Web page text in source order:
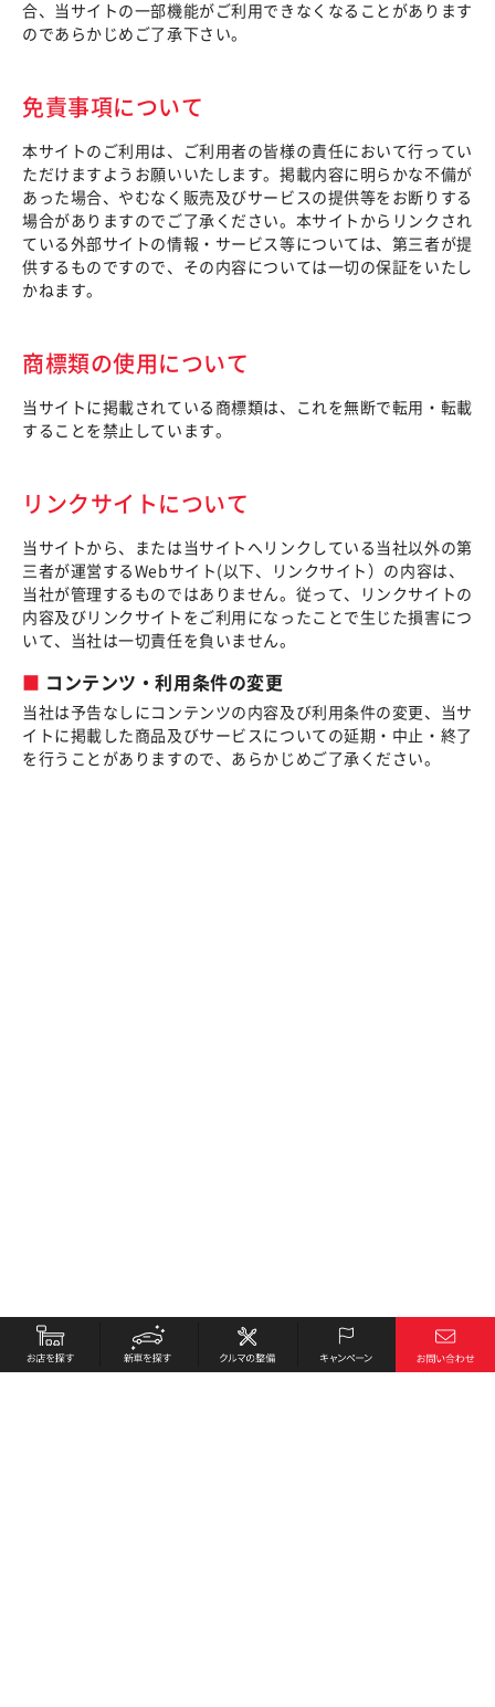
合、当サイトの一部機能がご利用できなくなることがあります
のであらかじめご了承下さい。
免責事項について
本サイトのご利用は、ご利用者の皆様の責任において行ってい
ただけますようお願いいたします。掲載内容に明らかな不備が
あった場合、やむなく販売及びサービスの提供等をお断りする
場合がありますのでご了承ください。本サイトからリンクされ
ている外部サイトの情報・サービス等については、第三者が提
供するものですので、その内容については一切の保証をいたし
かねます。
商標類の使用について
当サイトに掲載されている商標類は、これを無断で転用・転載
することを禁止しています。
リンクサイトについて
当サイトから、または当サイトへリンクしている当社以外の第
三者が運営するWebサイト(以下、リンクサイト）の内容は、
当社が管理するものではありません。従って、リンクサイトの
内容及びリンクサイトをご利用になったことで生じた損害につ
いて、当社は一切責任を負いません。
コンテンツ・利用条件の変更
当社は予告なしにコンテンツの内容及び利用条件の変更、当サ
イトに掲載した商品及びサービスについての延期・中止・終了
を行うことがありますので、あらかじめご了承ください。